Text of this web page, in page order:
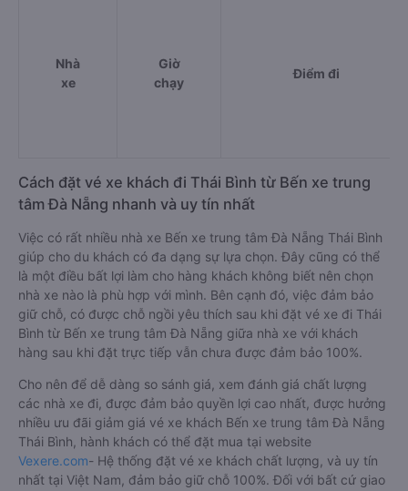
Nhà
xe
Giờ
chạy
Điểm đi
Cách đặt vé xe khách đi Thái Bình từ Bến xe trung
tâm Đà Nẵng nhanh và uy tín nhất
Việc có rất nhiều nhà xe Bến xe trung tâm Đà Nẵng Thái Bình
giúp cho du khách có đa dạng sự lựa chọn. Đây cũng có thể
là một điều bất lợi làm cho hàng khách không biết nên chọn
nhà xe nào là phù hợp với mình. Bên cạnh đó, việc đảm bảo
giữ chỗ, có được chỗ ngồi yêu thích sau khi đặt vé xe đi Thái
Bình từ Bến xe trung tâm Đà Nẵng giữa nhà xe với khách
hàng sau khi đặt trực tiếp vẫn chưa được đảm bảo 100%.
Cho nên để dễ dàng so sánh giá, xem đánh giá chất lượng
các nhà xe đi, được đảm bảo quyền lợi cao nhất, được hưởng
nhiều ưu đãi giảm giá vé xe khách Bến xe trung tâm Đà Nẵng
Thái Bình, hành khách có thể đặt mua tại website
Vexere.com- Hệ thống đặt vé xe khách chất lượng, và uy tín
nhất tại Việt Nam, đảm bảo giữ chỗ 100%. Đối với bất cứ giao